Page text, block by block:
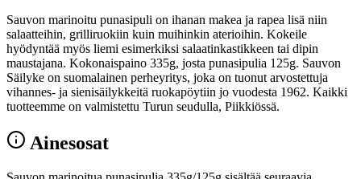
Sauvon marinoitu punasipuli on ihanan makea ja rapea lisä niin
salaatteihin, grilliruokiin kuin muihinkin aterioihin. Kokeile
hyödyntää myös liemi esimerkiksi salaatinkastikkeen tai dipin
maustajana. Kokonaispaino 335g, josta punasipulia 125g. Sauvon
Säilyke on suomalainen perheyritys, joka on tuonut arvostettuja
vihannes- ja sienisäilykkeitä ruokapöytiin jo vuodesta 1962. Kaikki
tuotteemme on valmistettu Turun seudulla, Piikkiössä.
Ainesosat